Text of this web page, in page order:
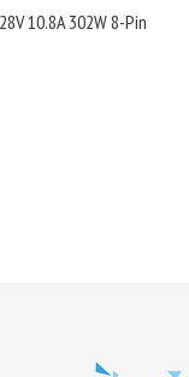
10.8A 302W 8-Pin